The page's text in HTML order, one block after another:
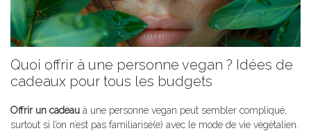
Quoi offrir à une personne vegan ? Idées de
cadeaux pour tous les budgets
Offrir un cadeau à une personne vegan peut sembler compliqué,
surtout si l’on n’est pas familiarisé(e) avec le mode de vie végétalien.